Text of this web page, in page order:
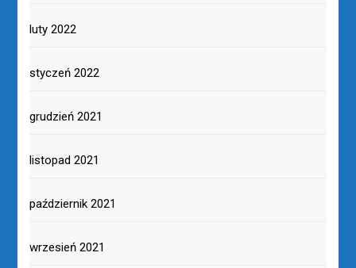
luty 2022
styczeń 2022
grudzień 2021
listopad 2021
październik 2021
wrzesień 2021